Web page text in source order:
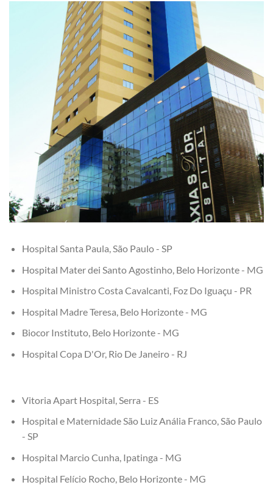
Hospital Santa Paula, São Paulo - SP
Hospital Mater dei Santo Agostinho, Belo Horizonte - MG
Hospital Ministro Costa Cavalcanti, Foz Do Iguaçu - PR
Hospital Madre Teresa, Belo Horizonte - MG
Biocor Instituto, Belo Horizonte - MG
Hospital Copa D'Or, Rio De Janeiro - RJ
Vitoria Apart Hospital, Serra - ES
Hospital e Maternidade São Luiz Anália Franco, São Paulo
- SP
Hospital Marcio Cunha, Ipatinga - MG
Hospital Felício Rocho, Belo Horizonte - MG